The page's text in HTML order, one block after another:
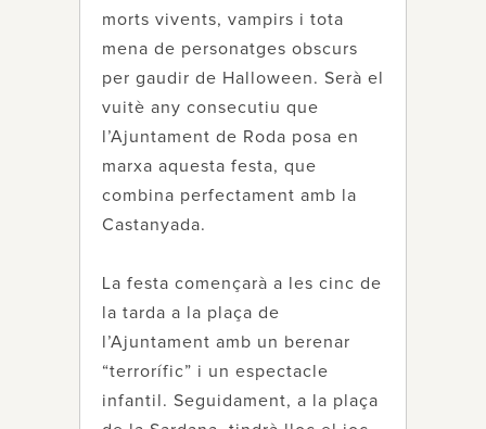
morts vivents, vampirs i tota
mena de personatges obscurs
per gaudir de Halloween. Serà el
vuitè any consecutiu que
l’Ajuntament de Roda posa en
marxa aquesta festa, que
combina perfectament amb la
Castanyada.
La festa començarà a les cinc de
la tarda a la plaça de
l’Ajuntament amb un berenar
“terrorífic” i un espectacle
infantil. Seguidament, a la plaça